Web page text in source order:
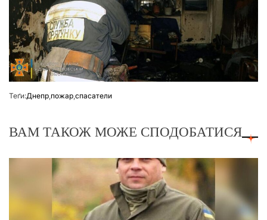
Теґи:Днепр пожар спасатели
ВАМ ТАКОЖ МОЖЕ СПОДОБАТИСЯ